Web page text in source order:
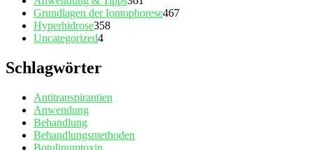
Grundlagen der Iontophorese467
Hyperhidrose358
Uncategorized4
Schlagwörter
Antitranspirantien
Anwendung
Behandlung
Behandlungsmethoden
Botulinumtoxin